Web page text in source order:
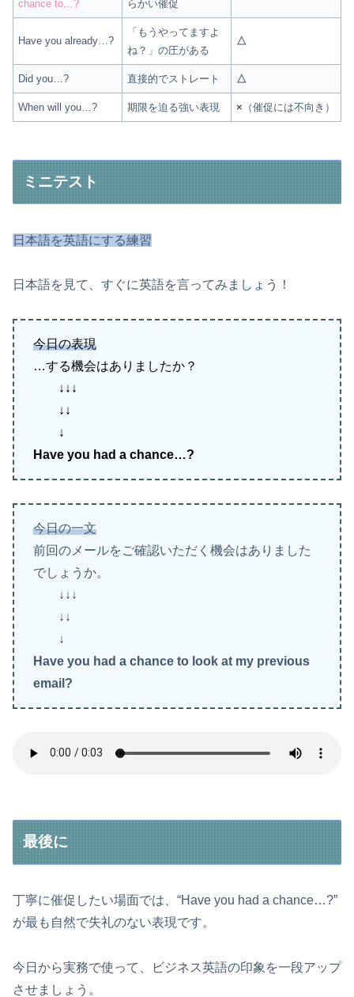
chance to…? らかい催促
Have you already…?
「もうやってますよ
ね？」の圧がある
△
Did you…? 直接的でストレート △
When will you…? 期限を迫る強い表現 × （催促には不向き）
ミニテスト
日本語を英語にする練習
日本語を見て、すぐに英語を言ってみましょう！
今日の表現
…する機会はありましたか？
↓↓↓
↓↓
↓
Have you had a chance…?
今日の一文
前回のメールをご確認いただく機会はありました
でしょうか。
↓↓↓
↓↓
↓
Have you had a chance to look at my previous
email?
最後に
丁寧に催促したい場面では、“Have you had a chance…?”
が最も自然で失礼のない表現です。
今日から実務で使って、ビジネス英語の印象を一段アップ
させましょう。